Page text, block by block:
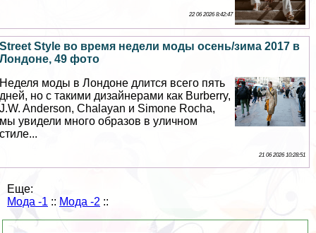
22 06 2026 8:42:47
Street Style во время недели моды осень/зима 2017 в
Лондоне, 49 фото
Неделя моды в Лондоне длится всего пять
дней, но с такими дизайнерами как Burberry,
J.W. Anderson, Chalayan и Simone Rocha,
мы увидели много образов в уличном
стиле...
21 06 2026 10:28:51
Еще:
Мода -1 :: Мода -2 ::